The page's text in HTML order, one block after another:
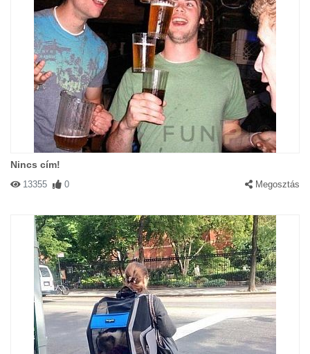
Nincs cím!
13355 0 Megosztás